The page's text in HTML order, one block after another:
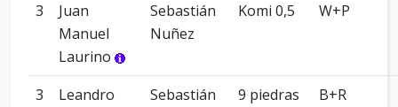
3
Juan
Manuel
Laurino
Sebastián
Nuñez
Komi 0,5 W+P
3
Leandro
Sebastián
9 piedras B+R